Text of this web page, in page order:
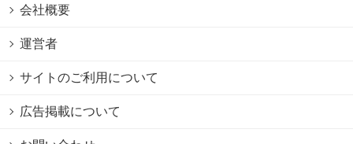
会社概要
運営者
サイトのご利用について
広告掲載について